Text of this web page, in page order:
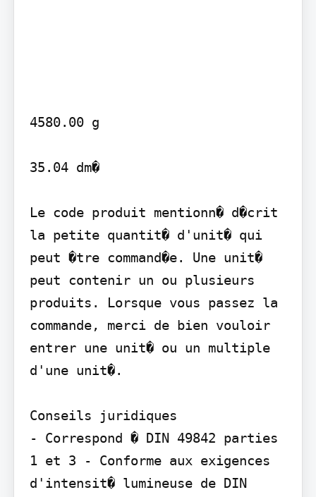
4580.00 g
35.04 dm�
Le code produit mentionn� d�crit
la petite quantit� d'unit� qui
peut �tre command�e. Une unit�
peut contenir un ou plusieurs
produits. Lorsque vous passez la
commande, merci de bien vouloir
entrer une unit� ou un multiple
d'une unit�.
Conseils juridiques
- Correspond � DIN 49842 parties
1 et 3 - Conforme aux exigences
d'intensit� lumineuse de DIN